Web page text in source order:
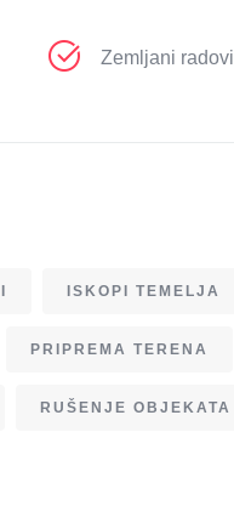
Zemljani radovi
ISKOPI TEMELJA
PRIPREMA TERENA
RUŠENJE OBJEKATA